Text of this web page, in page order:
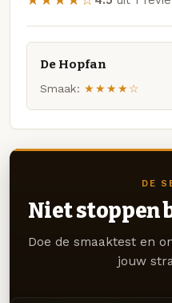
De Hopfan
Smaak: ★★★★☆
DE
Niet stoppen
Doe de smaaktest en
jouw